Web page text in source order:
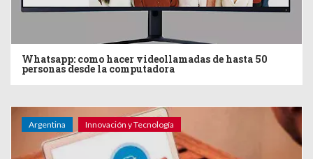
Whatsapp: como hacer videollamadas de hasta 50
personas desde la computadora
Argentina Innovación y Tecnología